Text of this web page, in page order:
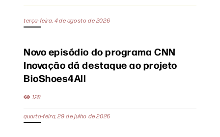
terça-feira, 4 de agosto de 2026
Novo episódio do programa CNN
Inovação dá destaque ao projeto
BioShoes4All
128
quarta-feira, 29 de julho de 2026